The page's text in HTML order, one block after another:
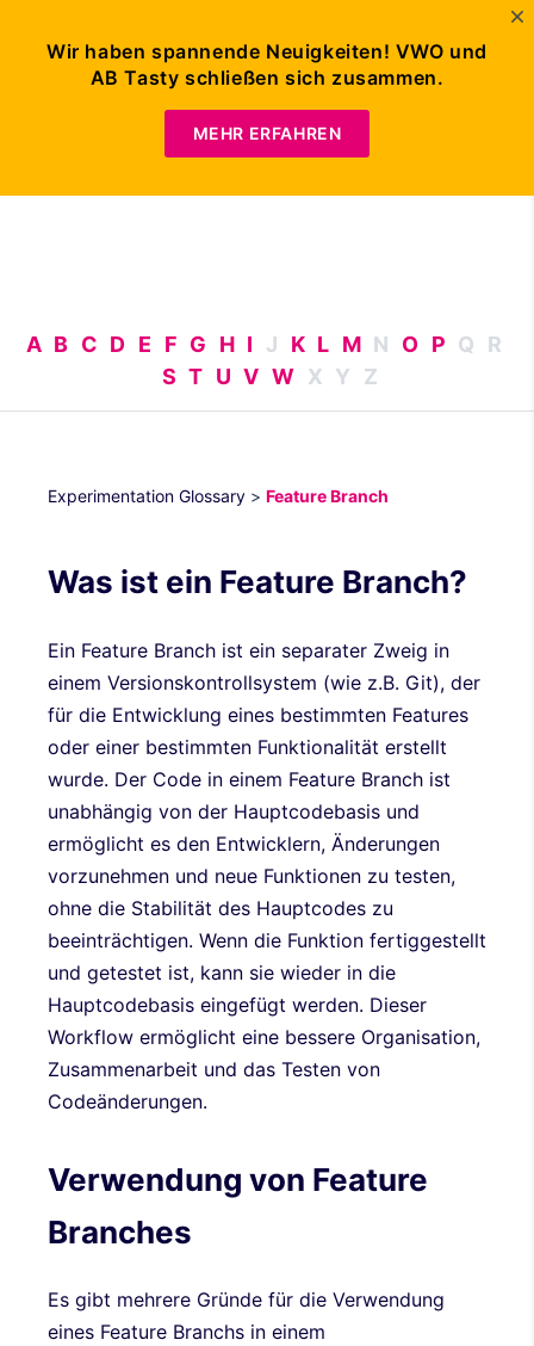
ANFORDERN
A B C D E F G H I J K L M N O P Q
R
S T U V W X Y Z
Experimentation Glossary > Feature Branch
Was ist ein Feature Branch?
Ein Feature Branch ist ein separater Zweig in
einem Versionskontrollsystem (wie z.B. Git), der
für die Entwicklung eines bestimmten Features
oder einer bestimmten Funktionalität erstellt
wurde. Der Code in einem Feature Branch ist
unabhängig von der Hauptcodebasis und
ermöglicht es den Entwicklern, Änderungen
vorzunehmen und neue Funktionen zu testen,
ohne die Stabilität des Hauptcodes zu
beeinträchtigen. Wenn die Funktion fertiggestellt
und getestet ist, kann sie wieder in die
Hauptcodebasis eingefügt werden. Dieser
Workflow ermöglicht eine bessere Organisation,
Zusammenarbeit und das Testen von
Codeänderungen.
Verwendung von Feature
Branches
Es gibt mehrere Gründe für die Verwendung
eines Feature Branchs in einem
Wir haben spannende Neuigkeiten! VWO und
AB Tasty schließen sich zusammen.
MEHR ERFAHREN